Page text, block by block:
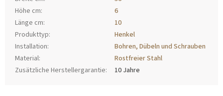
Höhe cm:
6
Länge cm:
10
Produkttyp:
Henkel
Installation:
Bohren, Dübeln und Schrauben
Material:
Rostfreier Stahl
Zusätzliche Herstellergarantie:
10 Jahre